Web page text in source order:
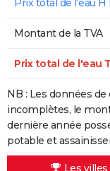
Montant de la TVA
Prix total de l'eau
NB : Les données
incomplètes, le
dernière année
potable et
Les